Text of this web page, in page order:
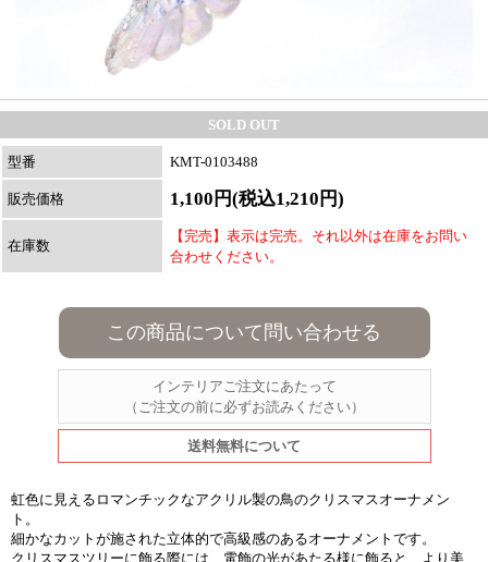
SOLD OUT
型番 KMT-0103488
販売価格 1,100円(税込1,210円)
在庫数
【完売】表示は完売。それ以外は在庫をお問い
合わせください。
この商品について問い合わせる
インテリアご注文にあたって
（ご注文の前に必ずお読みください）
送料無料について
虹色に見えるロマンチックなアクリル製の鳥のクリスマスオーナメン
ト。
細かなカットが施された立体的で高級感のあるオーナメントです。
クリスマスツリーに飾る際には、電飾の光があたる様に飾ると、より美